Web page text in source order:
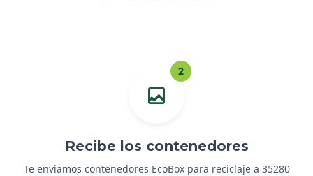
2
Recibe los contenedores
Te enviamos contenedores EcoBox para reciclaje a 35280